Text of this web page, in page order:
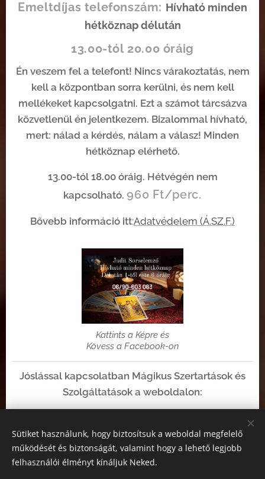
Emeltdíjas telefonszám: Hívható minden
hétköznap délután
13.00-tól 20.00 óráig
Én veszem fel a telefont! Nincs várakoztatás, nem
kell a központban sorra kerülni, és nem kell
mellékeket kapcsolgatni. Ezt a számot tárcsázva
közvetlenül én jelentkezem. Bizalommal hívható,
mert: nálad a kérdés, nálam a válasz! Minden
hétköznap elérhető.
13.00-tól 18.00 óráig. Hétvégén nem
kapcsolható.960 Ft/perc.
Bővebb információ itt:Adatvédelem (Á.SZ.F.)
Kattints a Képre és
Kövess a Facebook-on
Jóslással kapcsolatban Mágikus Szertartások és
Szolgáltatások a weboldalon:
Sütiket használunk, hogy biztosítsuk a weboldal megfelelő
működését és biztonságát, valamint hogy a lehető legjobb
felhasználói élményt kínáljuk Neked.